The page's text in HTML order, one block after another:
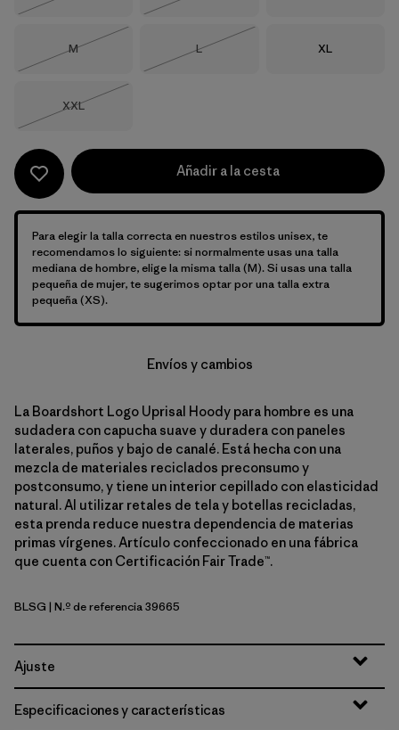
Talla
M
Talla
L
Talla
XL
Talla
XXL
Añadir a la cesta
Para elegir la talla correcta en nuestros estilos unisex, te
recomendamos lo siguiente: si normalmente usas una talla
mediana de hombre, elige la misma talla (M). Si usas una talla
pequeña de mujer, te sugerimos optar por una talla extra
pequeña (XS).
Envíos y cambios
La Boardshort Logo Uprisal Hoody para hombre es una
sudadera con capucha suave y duradera con paneles
laterales, puños y bajo de canalé. Está hecha con una
mezcla de materiales reciclados preconsumo y
postconsumo, y tiene un interior cepillado con elasticidad
natural. Al utilizar retales de tela y botellas recicladas,
esta prenda reduce nuestra dependencia de materias
primas vírgenes. Artículo confeccionado en una fábrica
que cuenta con Certificación Fair Trade™.
Blue Sage
BLSG | N.º de referencia 39665
Ajuste
Especificaciones y características